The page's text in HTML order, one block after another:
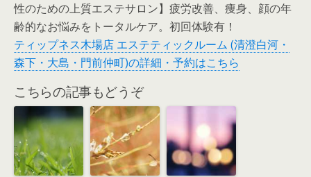
性のための上質エステサロン】疲労改善、痩身、顔の年
齢的なお悩みをトータルケア。初回体験有！
ティップネス木場店 エステティックルーム (清澄白河・
森下・大島・門前仲町)の詳細・予約はこちら
こちらの記事もどうぞ